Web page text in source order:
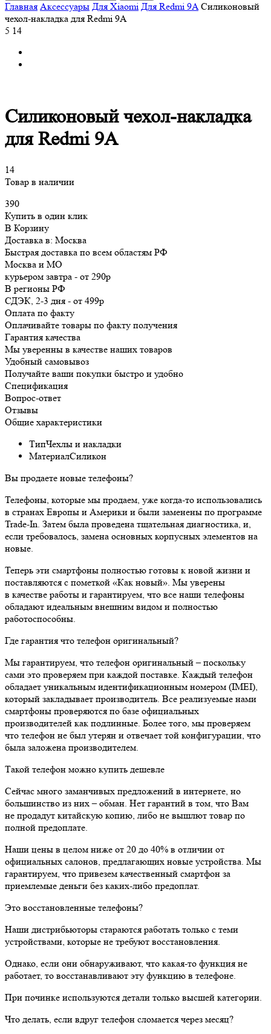
Главная Аксессуары Для Xiaomi Для Redmi 9A Силиконовый
чехол-накладка для Redmi 9A
5 14
Силиконовый чехол-накладка
для Redmi 9A
14
Товар в наличии
390
Купить в один клик
В Корзину
Доставка в: Москва
Быстрая доставка по всем областям РФ
Москва и МО
курьером завтра - от 290р
В регионы РФ
СДЭК, 2-3 дня - от 499р
Оплата по факту
Оплачивайте товары по факту получения
Гарантия качества
Мы уверенны в качестве наших товаров
Удобный самовывоз
Получайте ваши покупки быстро и удобно
Спецификация
Вопрос-ответ
Отзывы
Общие характеристики
ТипЧехлы и накладки
МатериалСиликон
Вы продаете новые телефоны?
Телефоны, которые мы продаем, уже когда-то использовались
в странах Европы и Америки и были заменены по программе
Trade-In. Затем была проведена тщательная диагностика, и,
если требовалось, замена основных корпусных элементов на
новые.
Теперь эти смартфоны полностью готовы к новой жизни и
поставляются с пометкой «Как новый». Мы уверены
в качестве работы и гарантируем, что все наши телефоны
обладают идеальным внешним видом и полностью
работоспособны.
Где гарантия что телефон оригинальный?
Мы гарантируем, что телефон оригинальный – поскольку
сами это проверяем при каждой поставке. Каждый телефон
обладает уникальным идентификационным номером (IMEI),
который закладывает производитель. Все реализуемые нами
смартфоны проверяются по базе официальных
производителей как подлинные. Более того, мы проверяем
что телефон не был утерян и отвечает той конфигурации, что
была заложена производителем.
Такой телефон можно купить дешевле
Сейчас много заманчивых предложений в интернете, но
большинство из них – обман. Нет гарантий в том, что Вам
не продадут китайскую копию, либо не вышлют товар по
полной предоплате.
Наши цены в целом ниже от 20 до 40% в отличии от
официальных салонов, предлагающих новые устройства. Мы
гарантируем, что привезем качественный смартфон за
приемлемые деньги без каких-либо предоплат.
Это восстановленные телефоны?
Наши дистрибьюторы стараются работать только с теми
устройствами, которые не требуют восстановления.
Однако, если они обнаруживают, что какая-то функция не
работает, то восстанавливают эту функцию в телефоне.
При починке используются детали только высшей категории.
Что делать, если вдруг телефон сломается через месяц?